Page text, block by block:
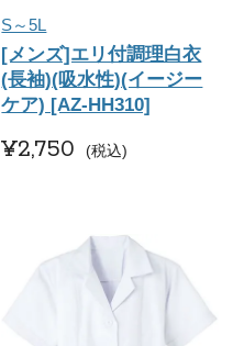
S～5L
[メンズ]エリ付調理白衣
(長袖)(吸水性)(イージー
ケア) [AZ-HH310]
¥2,750 税込